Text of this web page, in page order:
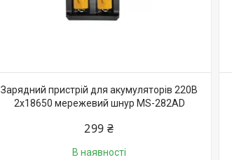
Зарядний пристрій для акумуляторів 220В
2x18650 мережевий шнур MS-282AD
299 ₴
В наявності